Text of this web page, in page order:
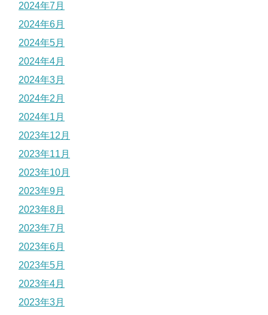
2024年7月
2024年6月
2024年5月
2024年4月
2024年3月
2024年2月
2024年1月
2023年12月
2023年11月
2023年10月
2023年9月
2023年8月
2023年7月
2023年6月
2023年5月
2023年4月
2023年3月